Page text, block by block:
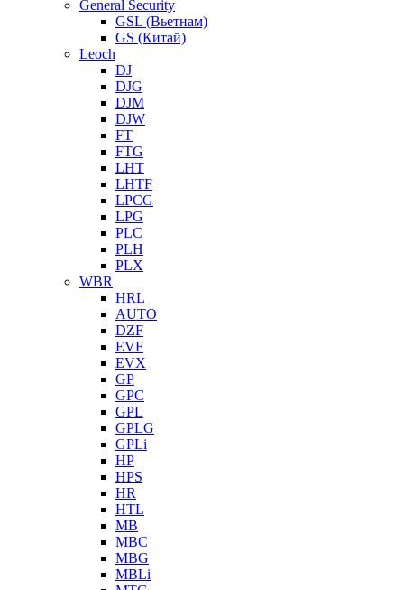
General Security
GSL (Вьетнам)
GS (Китай)
Leoch
DJ
DJG
DJM
DJW
FT
FTG
LHT
LHTF
LPCG
LPG
PLC
PLH
PLX
WBR
HRL
AUTO
DZF
EVF
EVX
GP
GPC
GPL
GPLG
GPLi
HP
HPS
HR
HTL
MB
MBC
MBG
MBLi